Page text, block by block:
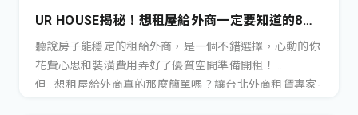
UR HOUSE揭秘！想租屋給外商一定要知道的8大
加分項目！
聽說房子能穩定的租給外商，是一個不錯選擇，心動的你
花費心思和裝潢費用弄好了優質空間準備開租！
但...想租屋給外商真的那麼簡單嗎？讓台北外商租賃專家-